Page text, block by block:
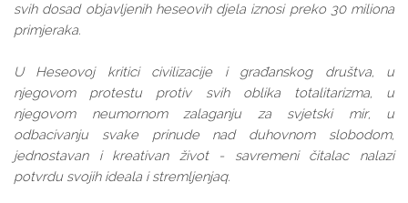
svih dosad objavljenih heseovih djela iznosi preko 30 miliona
primjeraka.
U Heseovoj kritici civilizacije i građanskog društva, u
njegovom protestu protiv svih oblika totalitarizma, u
njegovom neumornom zalaganju za svjetski mir, u
odbacivanju svake prinude nad duhovnom slobodom,
jednostavan i kreativan život - savremeni čitalac nalazi
potvrdu svojih ideala i stremljenjaq.